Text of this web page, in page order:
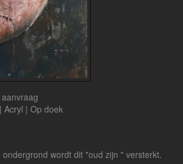
Acryl | Op doek
wordt dit "oud zijn " versterkt.